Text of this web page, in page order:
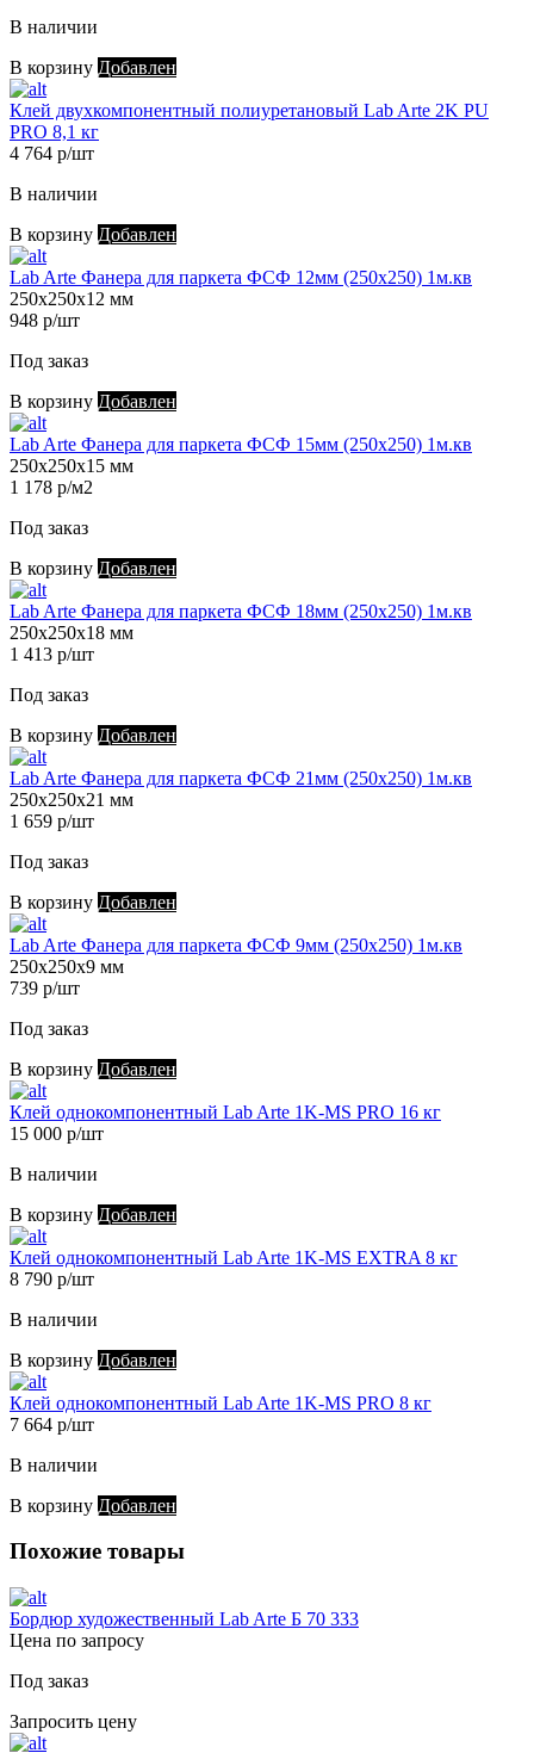
В наличии
В корзину Добавлен
Клей двухкомпонентный полиуретановый Lab Arte 2K PU
PRO 8,1 кг
4 764 р/шт
В наличии
В корзину Добавлен
Lab Arte Фанера для паркета ФСФ 12мм (250х250) 1м.кв
250х250х12 мм
948 р/шт
Под заказ
В корзину Добавлен
Lab Arte Фанера для паркета ФСФ 15мм (250х250) 1м.кв
250х250х15 мм
1 178 р/м2
Под заказ
В корзину Добавлен
Lab Arte Фанера для паркета ФСФ 18мм (250х250) 1м.кв
250х250х18 мм
1 413 р/шт
Под заказ
В корзину Добавлен
Lab Arte Фанера для паркета ФСФ 21мм (250х250) 1м.кв
250х250х21 мм
1 659 р/шт
Под заказ
В корзину Добавлен
Lab Arte Фанера для паркета ФСФ 9мм (250х250) 1м.кв
250х250х9 мм
739 р/шт
Под заказ
В корзину Добавлен
Клей однокомпонентный Lab Arte 1K-MS PRO 16 кг
15 000 р/шт
В наличии
В корзину Добавлен
Клей однокомпонентный Lab Arte 1K-MS EXTRA 8 кг
8 790 р/шт
В наличии
В корзину Добавлен
Клей однокомпонентный Lab Arte 1K-MS PRO 8 кг
7 664 р/шт
В наличии
В корзину Добавлен
Похожие товары
Бордюр художественный Lab Arte Б 70 333
Цена по запросу
Под заказ
Запросить цену